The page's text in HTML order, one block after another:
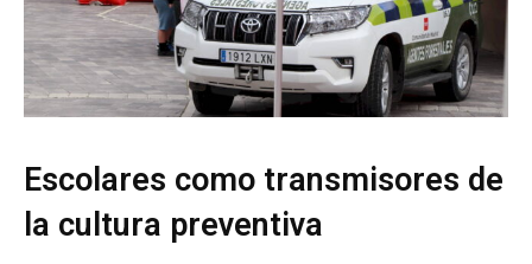
Escolares como transmisores de
la cultura preventiva